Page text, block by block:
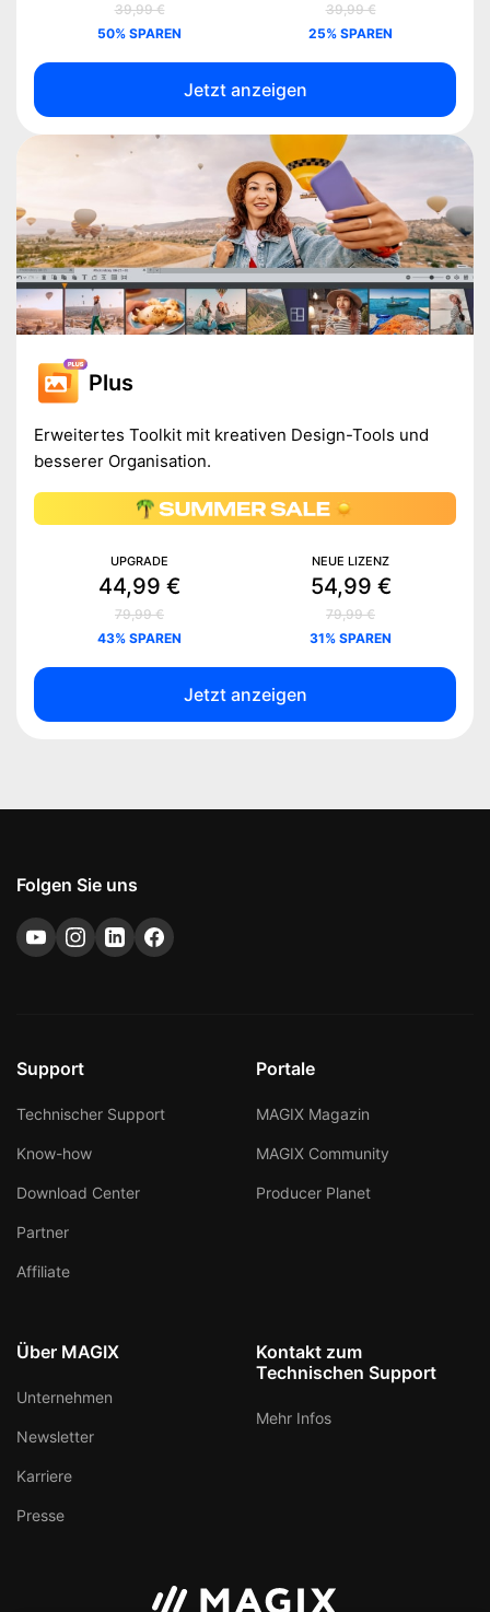
39,99 €
50% SPAREN
39,99 €
25% SPAREN
Jetzt anzeigen
Plus
Erweitertes Toolkit mit kreativen Design-Tools und
besserer Organisation.
UPGRADE
44,99 €
79,99 €
43% SPAREN
NEUE LIZENZ
54,99 €
79,99 €
31% SPAREN
Jetzt anzeigen
Folgen Sie uns
Support
Technischer Support
Know-how
Download Center
Partner
Affiliate
Portale
MAGIX Magazin
MAGIX Community
Producer Planet
Über MAGIX
Unternehmen
Newsletter
Karriere
Presse
Kontakt zum
Technischen Support
Mehr Infos